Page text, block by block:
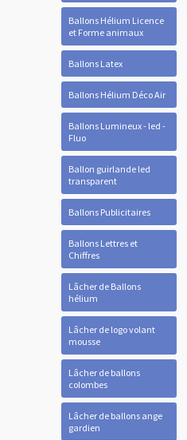
Ballons Hélium Licence
et Forme animaux
Ballons Latex
Ballons Hélium Déco Air
Ballons Lumineux - led -
Fluo
Ballon guirlande led
transparent
Ballons Publicitaires
Ballons Lettres et
Chiffres
Lâcher de Ballons
hélium
Lâcher de logo volant
mousse
Lâcher de ballons
colombes
Lâcher de ballons ange
gardien